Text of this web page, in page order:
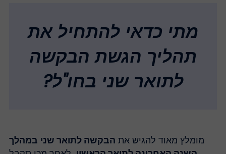
מתי כדאי להתחיל את
תהליך הגשת הבקשה
לתואר שני בחו"ל?
מומלץ מאוד להגיש אתהבקשה לתואר שני במהלך